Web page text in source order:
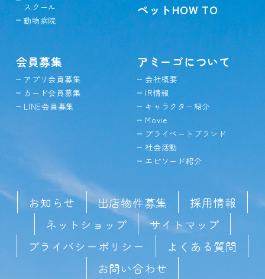
スクール
動物病院
ペットHOW TO
会員募集
アプリ会員募集
カード会員募集
LINE会員募集
アミーゴについて
会社概要
IR情報
キャラクター紹介
Movie
プライベートブランド
社会活動
エピソード紹介
お知らせ 出店物件募集
採用情報
ネットショップ
サイトマップ
プライバシーポリシー
よくある質問
お問い合わせ